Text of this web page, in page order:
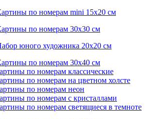
по номерам mini 15х20 см
по номерам 30x30 см
юного художника 20х20 см
по номерам 30х40 см
по номерам классические
по номерам на цветном холсте
по номерам неон
по номерам с кристаллами
по номерам светящиеся в темноте